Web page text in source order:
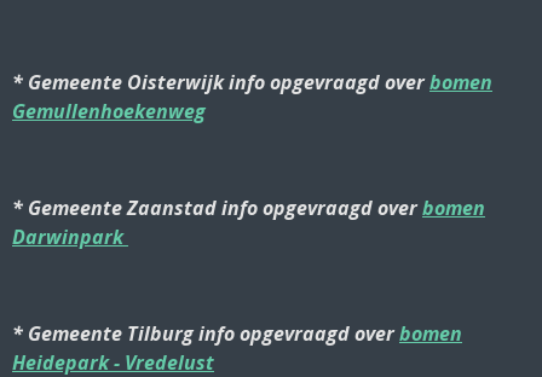
* Gemeente Oisterwijk info opgevraagd overbomen
Gemullenhoekenweg
* Gemeente Zaanstad info opgevraagd overbomen
Darwinpark
* Gemeente Tilburg info opgevraagd overbomen
Heidepark - Vredelust